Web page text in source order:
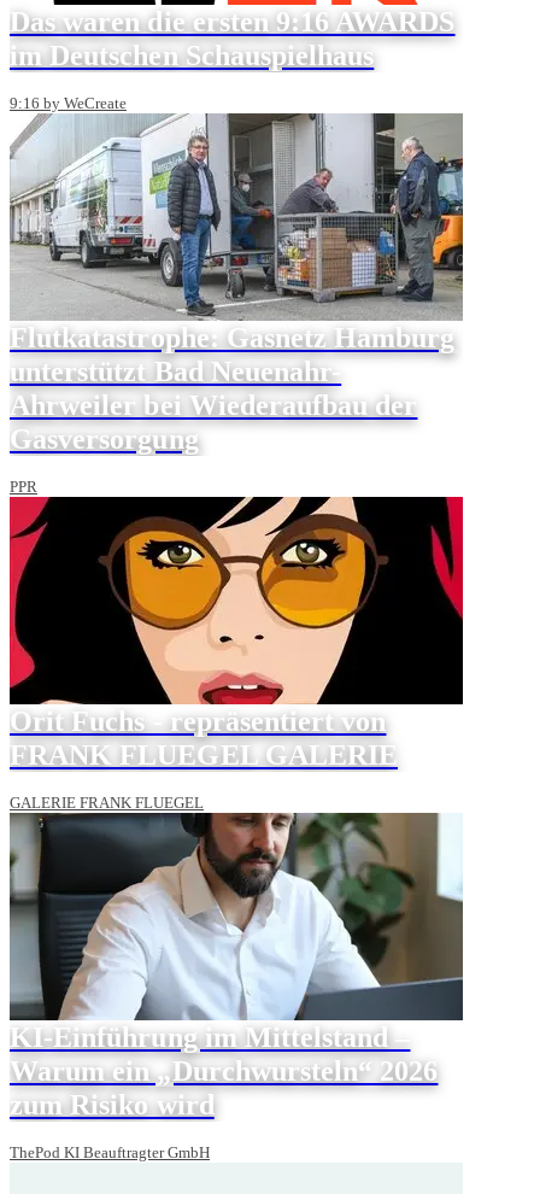
Das waren die ersten 9:16 AWARDS
im Deutschen Schauspielhaus
9:16 by WeCreate
Flutkatastrophe: Gasnetz Hamburg
unterstützt Bad Neuenahr-
Ahrweiler bei Wiederaufbau der
Gasversorgung
PPR
Orit Fuchs - repräsentiert von
FRANK FLUEGEL GALERIE
GALERIE FRANK FLUEGEL
KI-Einführung im Mittelstand –
Warum ein „Durchwursteln“ 2026
zum Risiko wird
ThePod KI Beauftragter GmbH